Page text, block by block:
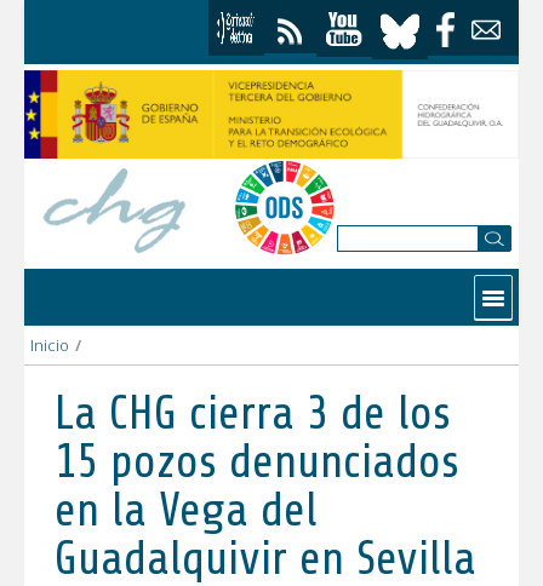
Contactar
Inicio /
La CHG cierra 3 de los
15 pozos denunciados
en la Vega del
Guadalquivir en Sevilla